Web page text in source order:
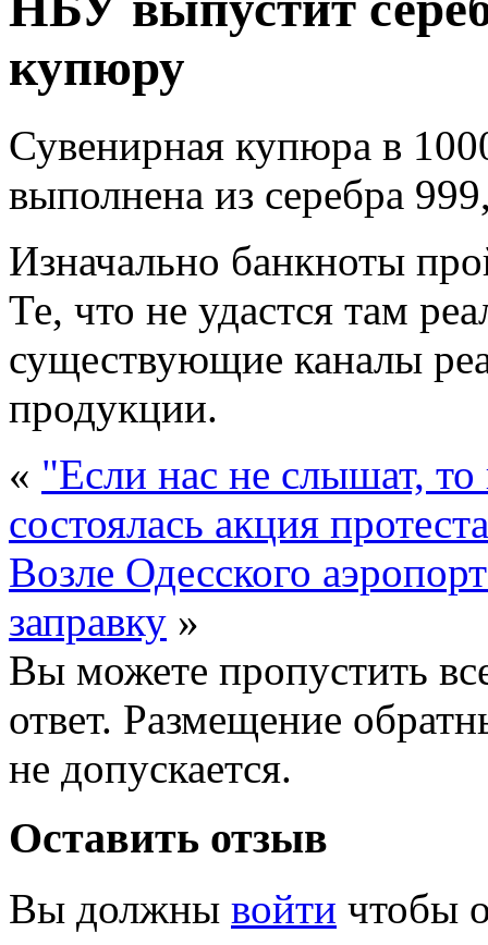
купюру
Сувенирная купюра в
выполнена из серебра
Изначально банкноты
Те, что не удастся там
существующие каналы
продукции.
« "Если нас не слышат,
состоялась акция
Возле Одесского
заправку »
Вы можете пропустить
ответ. Размещение
не допускается.
Оставить отзыв
Вы должны войти чтобы